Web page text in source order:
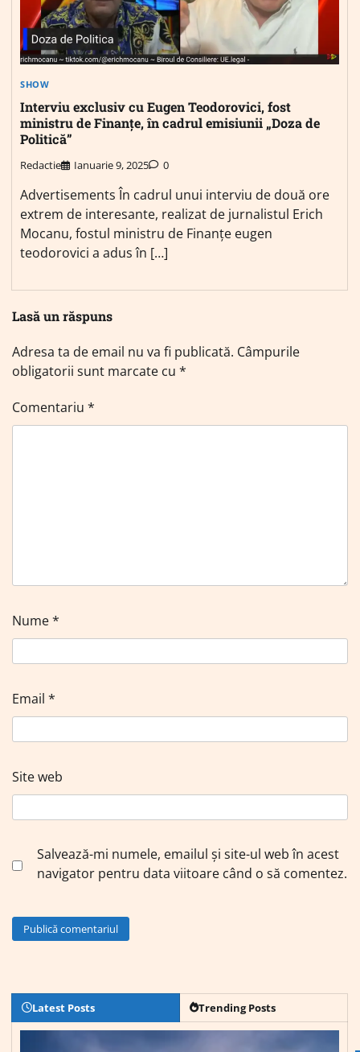
SHOW
Interviu exclusiv cu Eugen Teodorovici, fost
ministru de Finanțe, în cadrul emisiunii „Doza de
Politică”
Redactie Ianuarie 9, 2025 0
Advertisements În cadrul unui interviu de două ore
extrem de interesante, realizat de jurnalistul Erich
Mocanu, fostul ministru de Finanțe eugen
teodorovici a adus în […]
Lasă un răspuns
Adresa ta de email nu va fi publicată. Câmpurile
obligatorii sunt marcate cu *
Comentariu *
Nume*
Email *
Site web
Salvează-mi numele, emailul și site-ul web în acest
navigator pentru data viitoare când o să comentez.
Latest Posts Trending Posts